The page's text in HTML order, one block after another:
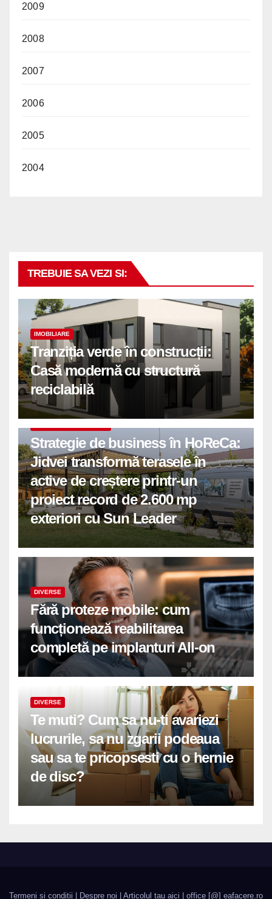
2009
2008
2007
2006
2005
2004
TREBUIE SA VEZI SI:
IMOBILIARE
Tranziția verde în construcții:
Casă modernă cu structură
reciclabilă
Strategie de business în HoReCa:
Jidvei transformă terasele în
active de creștere printr-un
proiect record de 2.600 mp
exteriori cu Sun Leader
DIVERSE
Fără proteze mobile: cum
funcționează reabilitarea
completă pe implanturi All-on
DIVERSE
Te muti? Cum sa nu-ti avariezi
lucrurile, sa nu zgarii podeaua
sau sa te pricopsesti cu o hernie
de disc?
Termeni si conditii Despre noi Articolul tau aici | office [@] eafacere.ro